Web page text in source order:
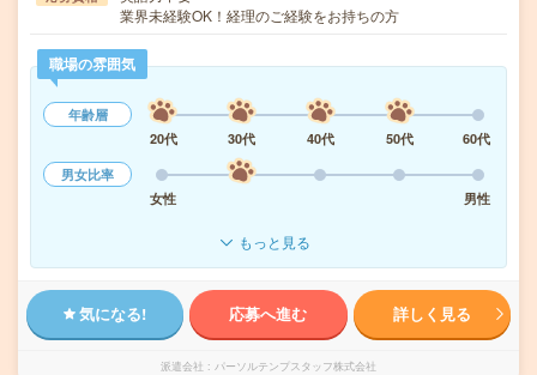
業界未経験OK！経理のご経験をお持ちの方
職場の雰囲気
年齢層
20代
30代 40代 50代
60代
男女比率
女性
男性
もっと見る
気になる! 応募へ進む 詳しく見る
派遣会社 パーソルテンプスタッフ株式会社